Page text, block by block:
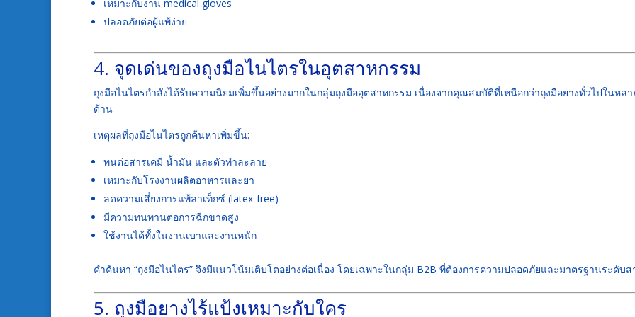
เหมาะกับงาน medical gloves
ปลอดภัยต่อผู้แพ้ง่าย
4. จุดเด่นของถุงมือไนไตรในอุตสาหกรรม
ถุงมือไนไตรกำลังได้รับความนิยมเพิ่มขึ้นอย่างมากในกลุ่มถุงมืออุตสาหกรรม เนื่องจากคุณสมบัติที่เหนือกว่าถุงมือยางทั่วไปในหลา
ด้าน
เหตุผลที่ถุงมือไนไตรถูกค้นหาเพิ่มขึ้น:
ทนต่อสารเคมี น้ำมัน และตัวทำละลาย
เหมาะกับโรงงานผลิตอาหารและยา
ลดความเสี่ยงการแพ้ลาเท็กซ์ (latex-free)
มีความทนทานต่อการฉีกขาดสูง
ใช้งานได้ทั้งในงานเบาและงานหนัก
คำค้นหา “ถุงมือไนไตร” จึงมีแนวโน้มเติบโตอย่างต่อเนื่อง โดยเฉพาะในกลุ่ม B2B ที่ต้องการความปลอดภัยและมาตรฐานระดับส
5. ถุงมือยางไร้แป้งเหมาะกับใคร